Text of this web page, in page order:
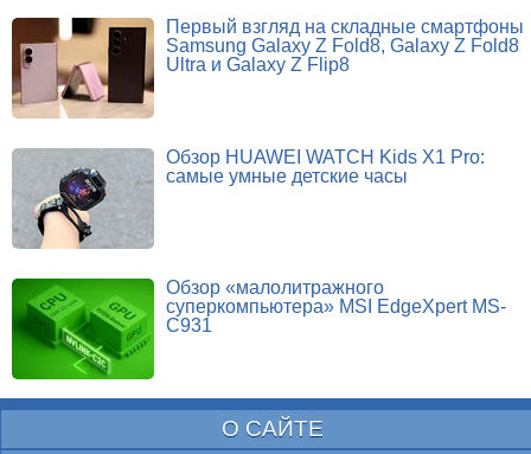
Первый взгляд на складные смартфоны
Samsung Galaxy Z Fold8, Galaxy Z Fold8
Ultra и Galaxy Z Flip8
Обзор HUAWEI WATCH Kids X1 Pro:
самые умные детские часы
Обзор «малолитражного
суперкомпьютера» MSI EdgeXpert MS-
C931
О САЙТЕ